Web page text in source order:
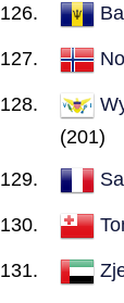
(201)